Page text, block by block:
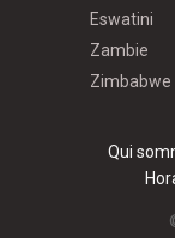
Eswatini
Zambie
Zimbabwe
Qui